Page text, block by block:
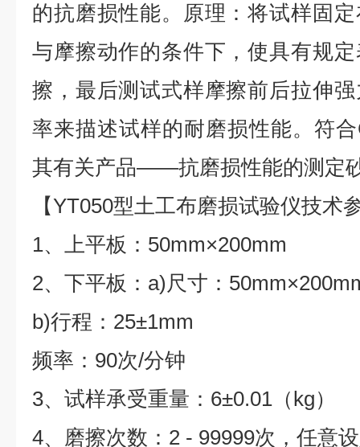
的抗磨损性能。原理：将试样固
与摩擦动作的条件下，使具有规
擦，最后测试式样摩擦前后拉伸
率来描述试样的耐磨损性能。符
其有关产品——抗磨损性能的测定
【YT050型土工布磨损试验仪技术
1、上平板：50mm×200mm
2、下平板：a)尺寸：
b)行程：25±1mm
频率：90次/分钟
3、试样承受重量：6±0.01（kg）
4、磨擦次数：2 - 99999次，任意